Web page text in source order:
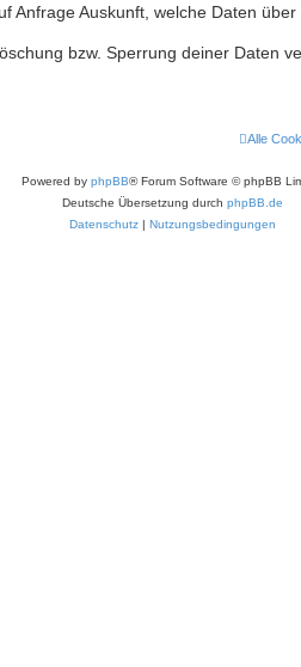
Anfrage Auskunft, welche Daten
bzw. Sperrung deiner Daten
Alle
Powered by phpBB® Forum Software © phpBB
Deutsche Übersetzung durch phpBB.de
Datenschutz
Nutzungsbedingungen